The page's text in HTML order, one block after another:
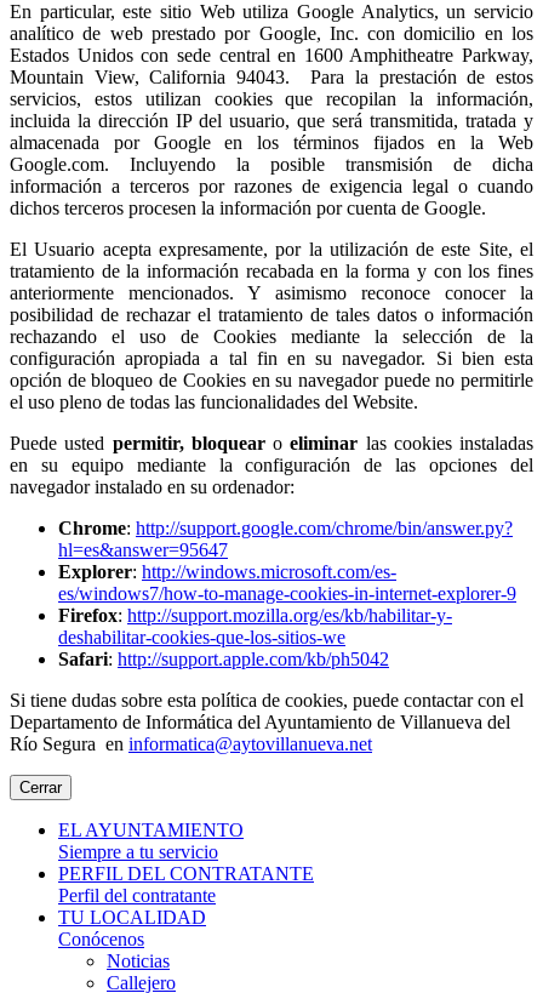
En particular, este sitio Web utiliza Google Analytics, un servicio
analítico de web prestado por Google, Inc. con domicilio en los
Estados Unidos con sede central en 1600 Amphitheatre Parkway,
Mountain View, California 94043. Para la prestación de estos
servicios, estos utilizan cookies que recopilan la información,
incluida la dirección IP del usuario, que será transmitida, tratada y
almacenada por Google en los términos fijados en la Web
Google.com. Incluyendo la posible transmisión de dicha
información a terceros por razones de exigencia legal o cuando
dichos terceros procesen la información por cuenta de Google.
El Usuario acepta expresamente, por la utilización de este Site, el
tratamiento de la información recabada en la forma y con los fines
anteriormente mencionados. Y asimismo reconoce conocer la
posibilidad de rechazar el tratamiento de tales datos o información
rechazando el uso de Cookies mediante la selección de la
configuración apropiada a tal fin en su navegador. Si bien esta
opción de bloqueo de Cookies en su navegador puede no permitirle
el uso pleno de todas las funcionalidades del Website.
Puede usted permitir, bloquearoeliminar las cookies instaladas
en su equipo mediante la configuración de las opciones del
navegador instalado en su ordenador:
Chrome: http://support.google.com/chrome/bin/answer.py?
hl=es&answer=95647
Explorer: http://windows.microsoft.com/es-
es/windows7/how-to-manage-cookies-in-internet-explorer-9
Firefox: http://support.mozilla.org/es/kb/habilitar-y-
deshabilitar-cookies-que-los-sitios-we
Safari: http://support.apple.com/kb/ph5042
Si tiene dudas sobre esta política de cookies, puede contactar con el
Departamento de Informática del Ayuntamiento de Villanueva del
Río Segura en informatica@aytovillanueva.net
Cerrar
EL AYUNTAMIENTO
Siempre a tu servicio
PERFIL DEL CONTRATANTE
Perfil del contratante
TU LOCALIDAD
Conócenos
Noticias
Callejero